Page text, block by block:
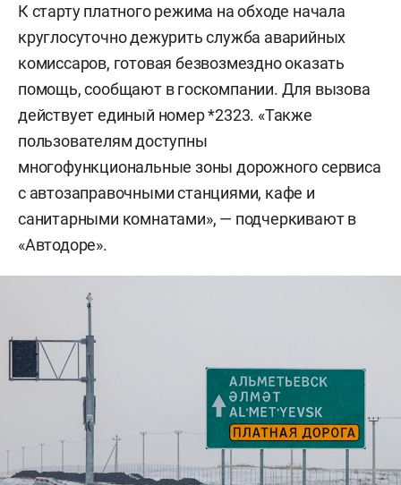
К старту платного режима на обходе начала
круглосуточно дежурить служба аварийных
комиссаров, готовая безвозмездно оказать
помощь, сообщают в госкомпании. Для вызова
действует единый номер *2323. «Также
пользователям доступны
многофункциональные зоны дорожного сервиса
с автозаправочными станциями, кафе и
санитарными комнатами», — подчеркивают в
«Автодоре».